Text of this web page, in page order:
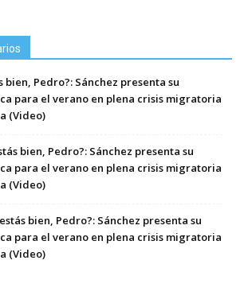
bien, Pedro?: Sánchez presenta su
para el verano en plena crisis migratoria
(Video)
bien, Pedro?: Sánchez presenta su
para el verano en plena crisis migratoria
(Video)
bien, Pedro?: Sánchez presenta su
para el verano en plena crisis migratoria
(Video)